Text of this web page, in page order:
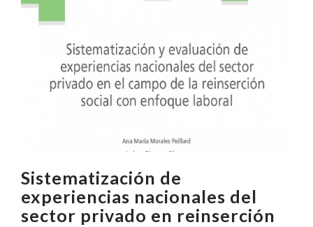
Sistematización de
experiencias nacionales del
sector privado en reinserción